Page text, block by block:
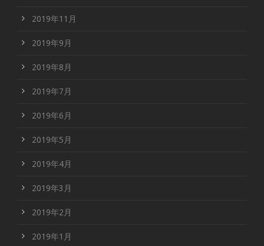
2019年11月
2019年9月
2019年8月
2019年7月
2019年6月
2019年5月
2019年4月
2019年3月
2019年2月
2019年1月